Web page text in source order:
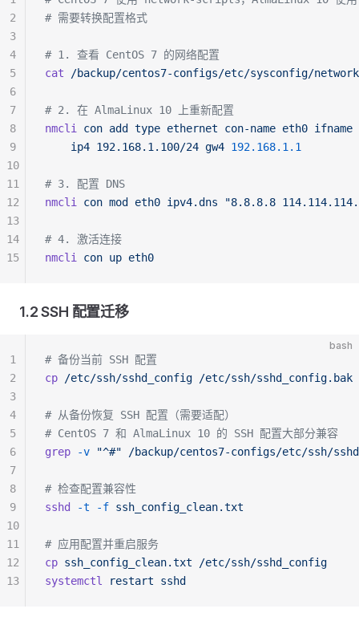
# 需要转换配置格式
# 1. 查看 CentOS 7 的网络配置
cat /backup/centos7-configs/etc/sysconfig/
# 2. 在 AlmaLinux 10 上重新配置
nmcli
con add type ethernet con-name eth0 ifname
    ip4
192.168.1.100/24 gw4 192.168.1.1
# 3. 配置 DNS
nmcli
con mod eth0 ipv4.dns "8.8.8.8
# 4. 激活连接
nmcli
con up eth0
2
3
4
5
6
7
8
9
10
11
12
13
14
15
1.2 SSH 配置迁移
bash
# 备份当前 SSH 配置
cp /etc/ssh/sshd_config /etc/ssh/sshd_config.bak
# 从备份恢复 SSH 配置（需要适配）
# CentOS 7 和 AlmaLinux 10 的 SSH 配置大部分兼容
grep -v "^#" /backup/centos7-configs/etc/ssh/
# 检查配置兼容性
sshd
-t -f ssh_config_clean.txt
# 应用配置并重启服务
cp ssh_config_clean.txt /etc/ssh/sshd_config
systemctl
restart sshd
1
2
3
4
5
6
7
8
9
10
11
12
13